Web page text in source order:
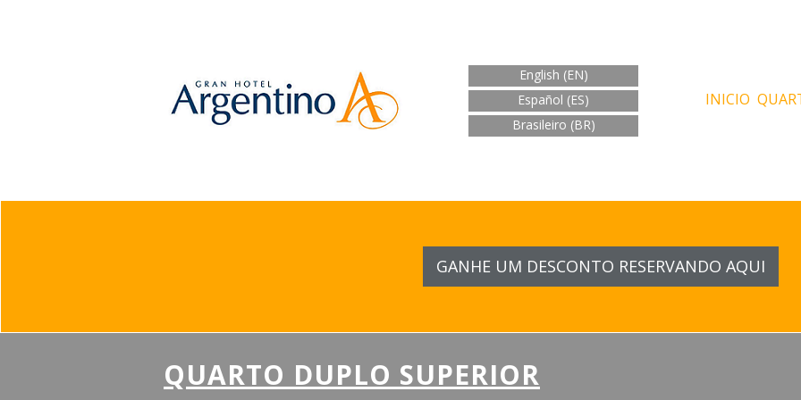
English (EN)
Español (ES)
Brasileiro (BR)
INICIO
GANHE UM DESCONTO RESERVANDO AQUI
QUARTO DUPLO SUPERIOR